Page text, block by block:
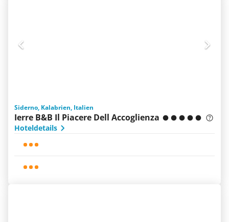
Siderno, Kalabrien, Italien
Ierre B&B Il Piacere Dell Accoglienza
Hoteldetails